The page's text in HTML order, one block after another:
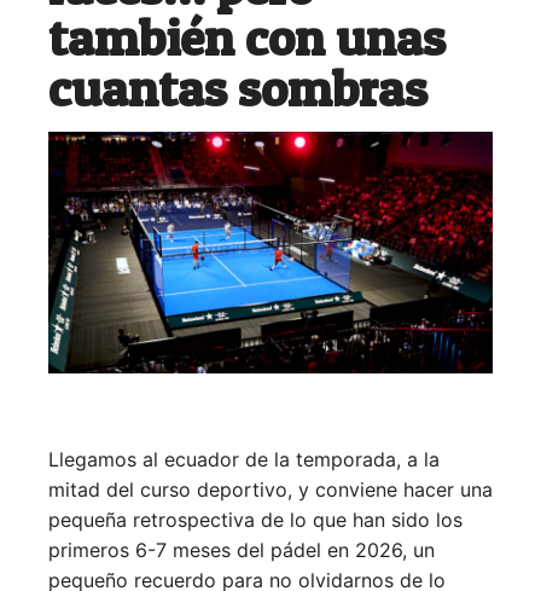
también con unas
cuantas sombras
Llegamos al ecuador de la temporada, a la
mitad del curso deportivo, y conviene hacer una
pequeña retrospectiva de lo que han sido los
primeros 6-7 meses del pádel en 2026, un
pequeño recuerdo para no olvidarnos de lo